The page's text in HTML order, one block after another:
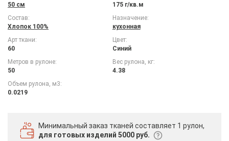
50 см
175 г/кв.м
Состав:
Хлопок 100%
Назначение:
кухонная
Арт ткани:
60
Цвет:
Синий
Метров в рулоне:
50
Вес рулона, кг:
4.38
Объем рулона, м3:
0.0219
Минимальный заказ тканей составляет 1 рулон,
для готовых изделий 5000 руб.